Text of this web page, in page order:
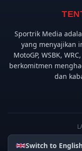
Sportrik Media
yang menyajikan
MotoGP, WSBK,
berkomitmen
dan
Switch to